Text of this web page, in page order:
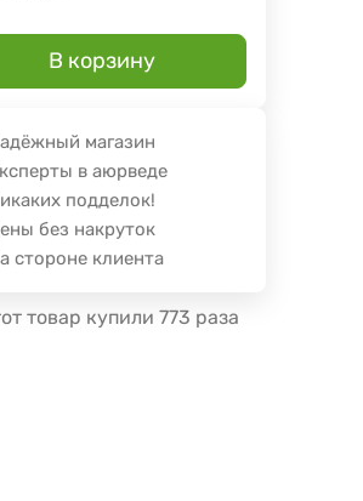
В корзину
магазин
в аюрведе
подделок!
без накруток
стороне клиента
товар купили 773 раза